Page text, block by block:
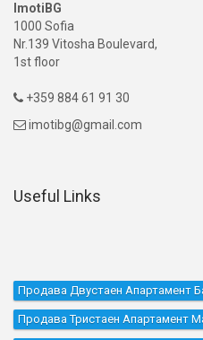
ImotiBG
1000 Sofia
Nr.139 Vitosha Boulevard,
1st floor
 +359 884 61 91 30
 imotibg@gmail.com
Useful Links
Продава Двустаен Апартамент
Продава Тристаен Апартамент